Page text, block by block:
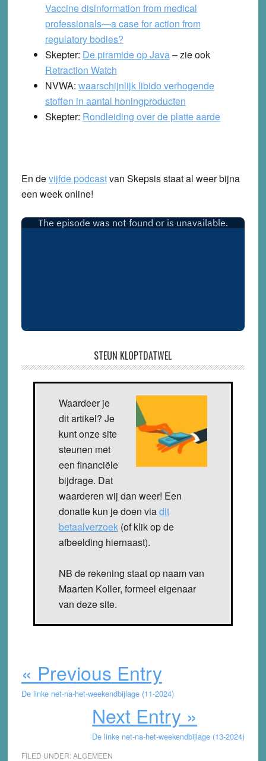
Vaccine disinformation from medical
professionals—a case for action from
regulatory bodies?
Skepter: De piramide op Java– zie ook
Retraction Watch
NVWA: waarschijnlijk libido verhogende
stoffen in aantal honingproducten
Skepter: Rondleiding over de platte aarde
En devijfde podcastvan Skepsis staat al weer bijna
een week online!
STEUN KLOPTDATWEL
Waardeer je
dit artikel? Je
kunt onze site
steunen met
een financiële
bijdrage. Dat
waarderen wij dan weer! Een
donatie kun je doen viadit
betaalverzoek(of klik op de
afbeelding hiernaast).
NB de rekening staat op naam van
Maarten Koller, formeel eigenaar
van deze site.
« Previous Entry
De linke net-na-het-weekendbijlage (11-2024)
Next Entry »
De linke net-na-het-weekendbijlage (13-2024)
FILED UNDER:ALGEMEEN